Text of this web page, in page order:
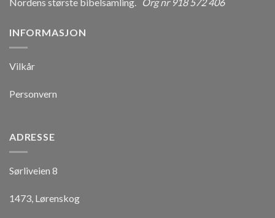
INFORMASJON
Vilkår
Personvern
ADRESSE
Sørliveien 8
1473, Lørenskog